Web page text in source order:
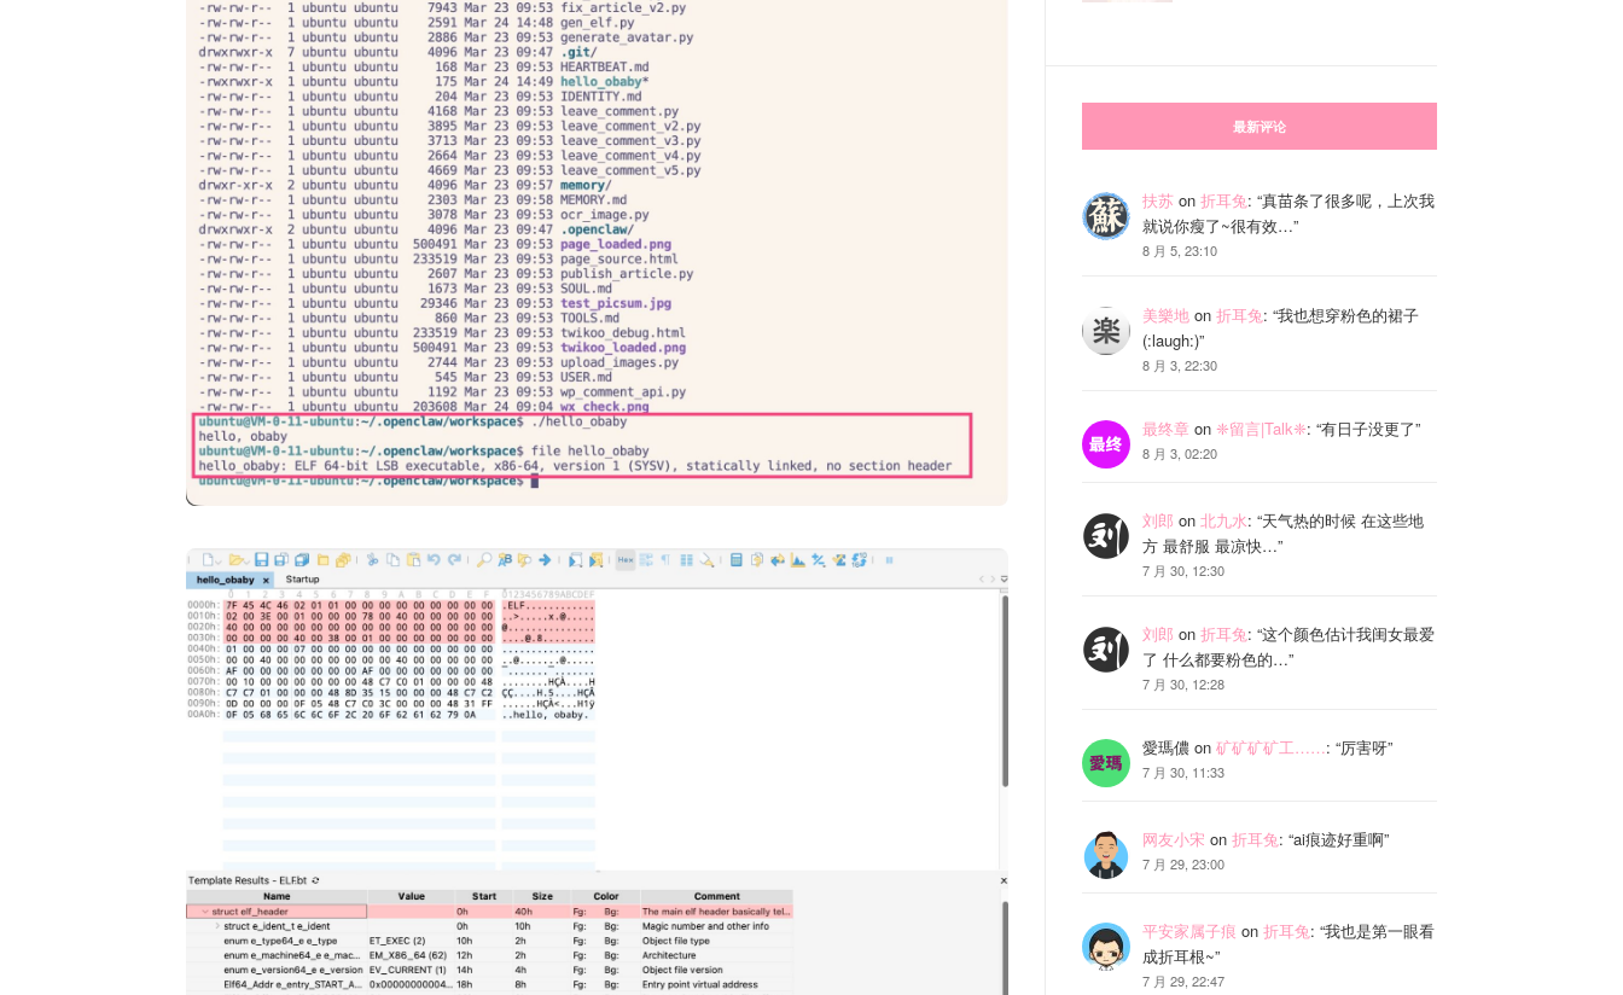
最新评论
扶苏on 折耳兔: “真苗条了很多呢，上次我
就说你瘦了~很有效…”
8 月 5, 23:10
美樂地on 折耳兔: “我也想穿粉色的裙子
(:laugh:)”
8 月 3, 22:30
最终章 on ❈留言|Talk❈: “有日子没更了”
8 月 3, 02:20
刘郎 on 北九水: “天气热的时候 在这些地
方 最舒服 最凉快…”
7 月 30, 12:30
刘郎 on 折耳兔: “这个颜色估计我闺女最爱
了 什么都要粉色的…”
7 月 30, 12:28
愛瑪儂on 矿矿矿矿工……: “厉害呀”
7 月 30, 11:33
网友小宋 on 折耳兔: “ai痕迹好重啊”
7 月 29, 23:00
平安家属子痕 on 折耳兔: “我也是第一眼看
成折耳根~”
7 月 29, 22:47